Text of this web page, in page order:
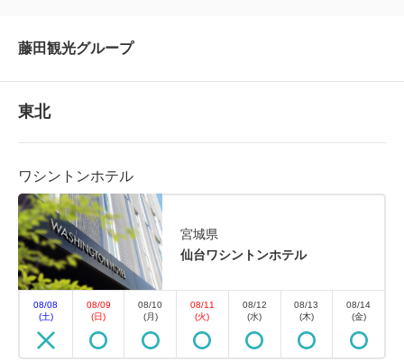
藤田観光グループ
東北
ワシントンホテル
宮城県
仙台ワシントンホテル
08/08
(土)
08/09
(日)
08/10
(月)
08/11
(火)
08/12
(水)
08/13
(木)
08/14
(金)